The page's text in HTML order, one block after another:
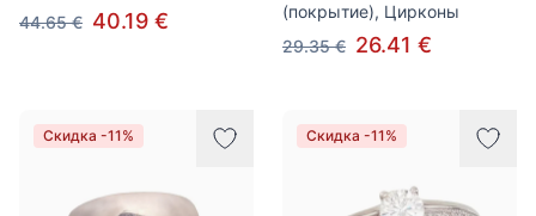
44.65 € 40.19 €
(покрытие), Цирконы
29.35 € 26.41 €
Скидка -11% Скидка -11%